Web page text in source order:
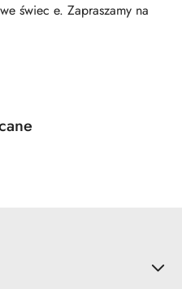
świec e. Zapraszamy na